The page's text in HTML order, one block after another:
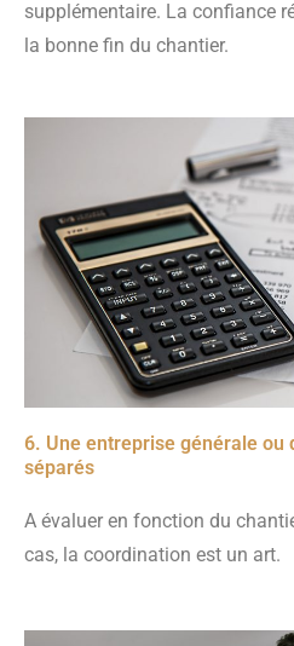
supplémentaire. La confiance
la bonne fin du chantier.
6. Une entreprise générale ou
séparés
A évaluer en fonction du
cas, la coordination est un art.